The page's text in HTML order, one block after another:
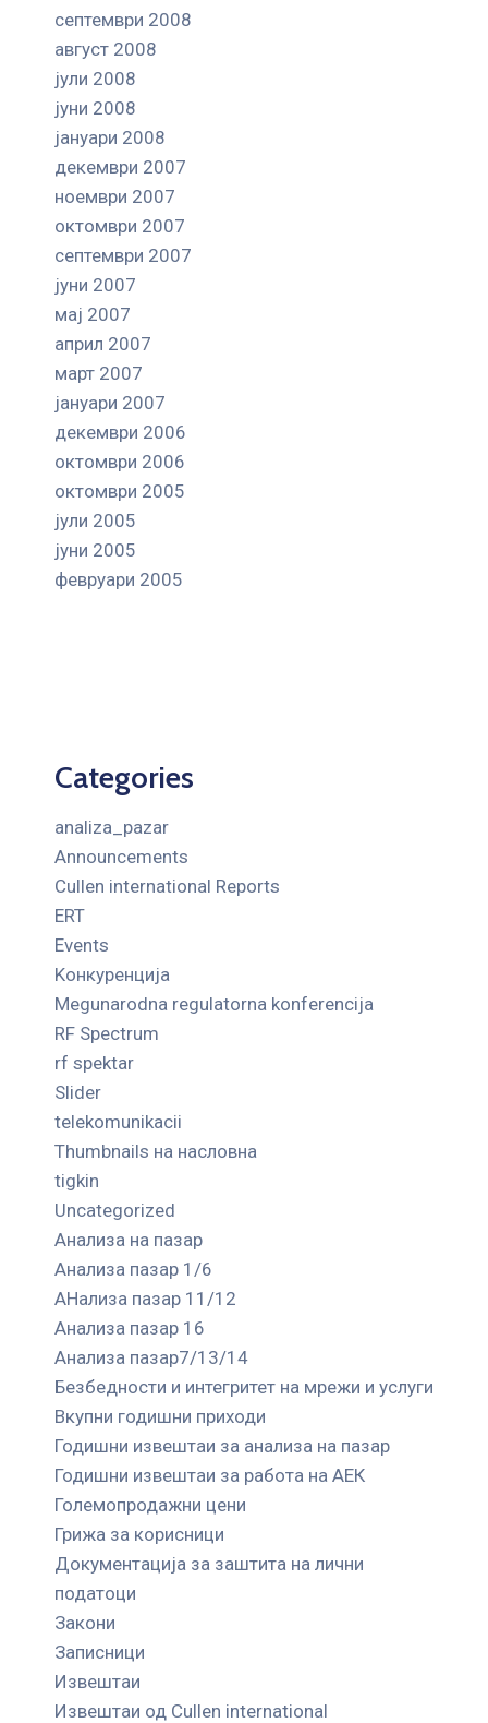
септември 2008
август 2008
јули 2008
јуни 2008
јануари 2008
декември 2007
ноември 2007
октомври 2007
септември 2007
јуни 2007
мај 2007
април 2007
март 2007
јануари 2007
декември 2006
октомври 2006
октомври 2005
јули 2005
јуни 2005
февруари 2005
Categories
analiza_pazar
Announcements
Cullen international Reports
ERT
Events
Kонкуренција
Megunarodna regulatorna konferencija
RF Spectrum
rf spektar
Slider
telekomunikacii
Thumbnails на насловна
tigkin
Uncategorized
Анализа на пазар
Анализа пазар 1/6
АНализа пазар 11/12
Анализа пазар 16
Анализа пазар7/13/14
Безбедности и интегритет на мрежи и услуги
Вкупни годишни приходи
Годишни извештаи за анализа на пазар
Годишни извештаи за работа на АЕК
Големопродажни цени
Грижа за корисници
Документација за заштита на лични
податоци
Закони
Записници
Извештаи
Извештаи од Cullen international